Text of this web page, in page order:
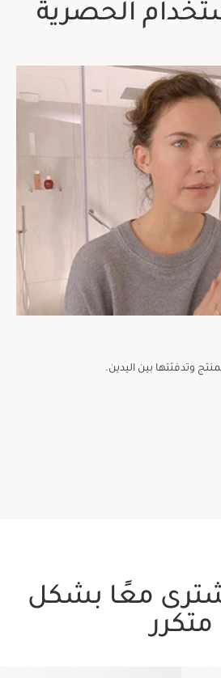
الحصرية
وتدفئتها بين اليدين.
معًا بشكل
متكرر